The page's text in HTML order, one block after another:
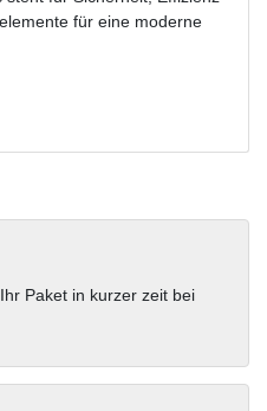
für eine moderne
Paket in kurzer zeit bei